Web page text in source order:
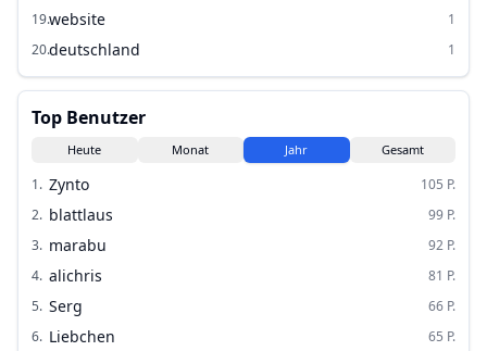
19.website
1
20.deutschland 1
Top Benutzer
Heute Monat Jahr Gesamt
1. Zynto 105 P.
2. blattlaus 99 P.
3. marabu 92 P.
4. alichris 81 P.
5. Serg 66 P.
6. Liebchen 65 P.